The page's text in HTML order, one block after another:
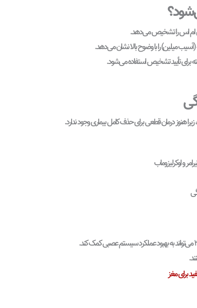
ام اس را تشخیص می‌دهد.
میلین) را با وضوح بالا نشان می‌دهد.
هنوز درمان قطعی برای حذف کامل بیماری وجود ندارد.
و اوکرلیزوماب